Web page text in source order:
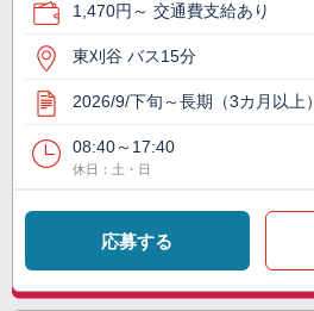
1,470円～ 交通費支給あり
東刈谷 バス15分
2026/9/下旬～長期（3カ月以上）
08:40～17:40
休日：土・日
応募する